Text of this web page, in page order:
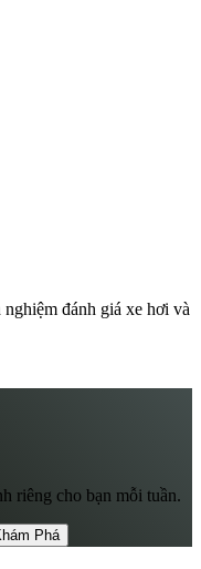
đánh giá xe hơi và
riêng cho bạn mỗi tuần.
Phá